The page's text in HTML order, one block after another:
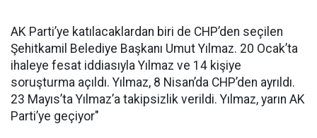
AK Parti’ye katılacaklardan biri de CHP’den seçilen
Şehitkamil Belediye Başkanı Umut Yılmaz. 20 Ocak’ta
ihaleye fesat iddiasıyla Yılmaz ve 14 kişiye
soruşturma açıldı. Yılmaz, 8 Nisan’da CHP’den ayrıldı.
23 Mayıs’ta Yılmaz’a takipsizlik verildi. Yılmaz, yarın AK
Parti’ye geçiyor"